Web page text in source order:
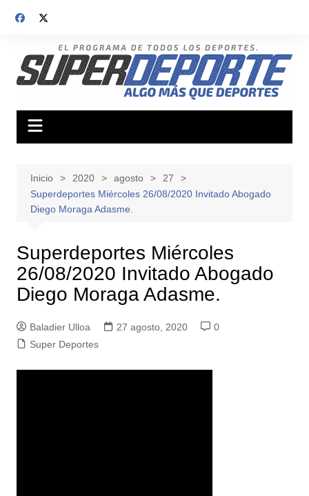
Inicio 2020 agosto
27
Superdeportes Miércoles 26/08/2020 Invitado Abogado
Diego Moraga Adasme.
Superdeportes Miércoles
26/08/2020 Invitado Abogado
Diego Moraga Adasme.
Baladier Ulloa 27 agosto, 2020
0
Super Deportes